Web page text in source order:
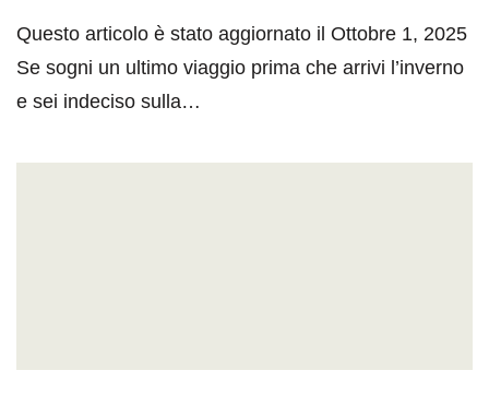
Questo articolo è stato aggiornato il Ottobre 1, 2025
Se sogni un ultimo viaggio prima che arrivi l’inverno
e sei indeciso sulla…